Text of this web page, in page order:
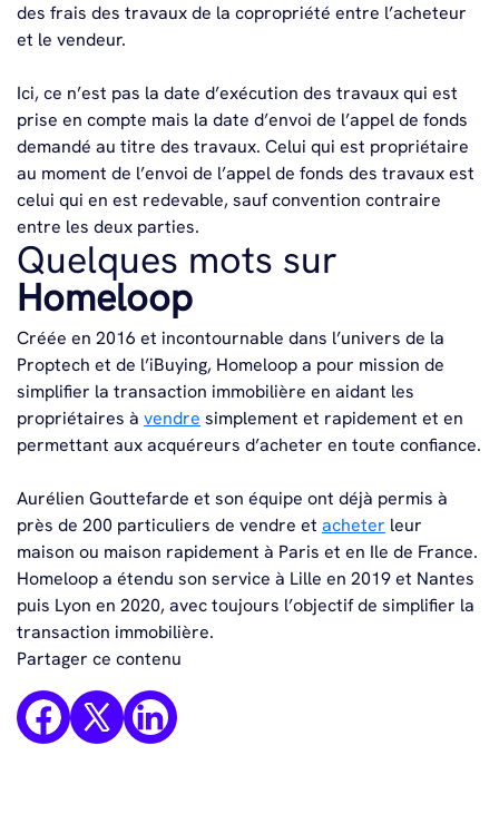
des frais des travaux de la copropriété entre l’acheteur
et le vendeur.
Ici, ce n’est pas la date d’exécution des travaux qui est
prise en compte mais la date d’envoi de l’appel de fonds
demandé au titre des travaux. Celui qui est propriétaire
au moment de l’envoi de l’appel de fonds des travaux est
celui qui en est redevable, sauf convention contraire
entre les deux parties.
Quelques mots sur
Homeloop
Créée en 2016 et incontournable dans l’univers de la
Proptech et de l’iBuying, Homeloop a pour mission de
simplifier la transaction immobilière en aidant les
propriétaires à vendre simplement et rapidement et en
permettant aux acquéreurs d’acheter en toute confiance.
Aurélien Gouttefarde et son équipe ont déjà permis à
près de 200 particuliers de vendre et acheter leur
maison ou maison rapidement à Paris et en Ile de France.
Homeloop a étendu son service à Lille en 2019 et Nantes
puis Lyon en 2020, avec toujours l’objectif de simplifier la
transaction immobilière.
Partager ce contenu